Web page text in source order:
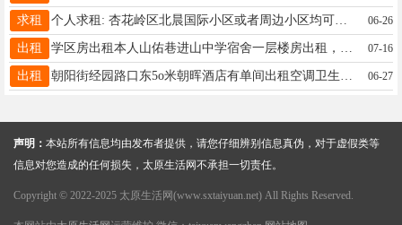
求租 06-26
出租 07-16
出租 06-27
声明： 本站所有信息均由发布者提供，请您仔细辨别信息真伪，对于虚假类等
信息对您造成的任何损失，太原生活网不承担一切责任。
Copyright © 2022-2025 太原生活网(www.sxtaiyuan.net) All Rights Reserved.